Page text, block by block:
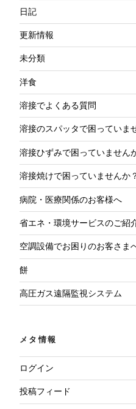
日記
更新情報
未分類
洋食
溶接でよくある質問
溶接のスパッタで困っていま
溶接ひずみで困っていません
溶接焼けで困っていませんか
病院・医療関係のお客様へ
省エネ・環境サービスのご紹
空調設備でお困りのお客さま
餅
高圧ガス遠隔監視システム
メタ情報
ログイン
投稿フィード